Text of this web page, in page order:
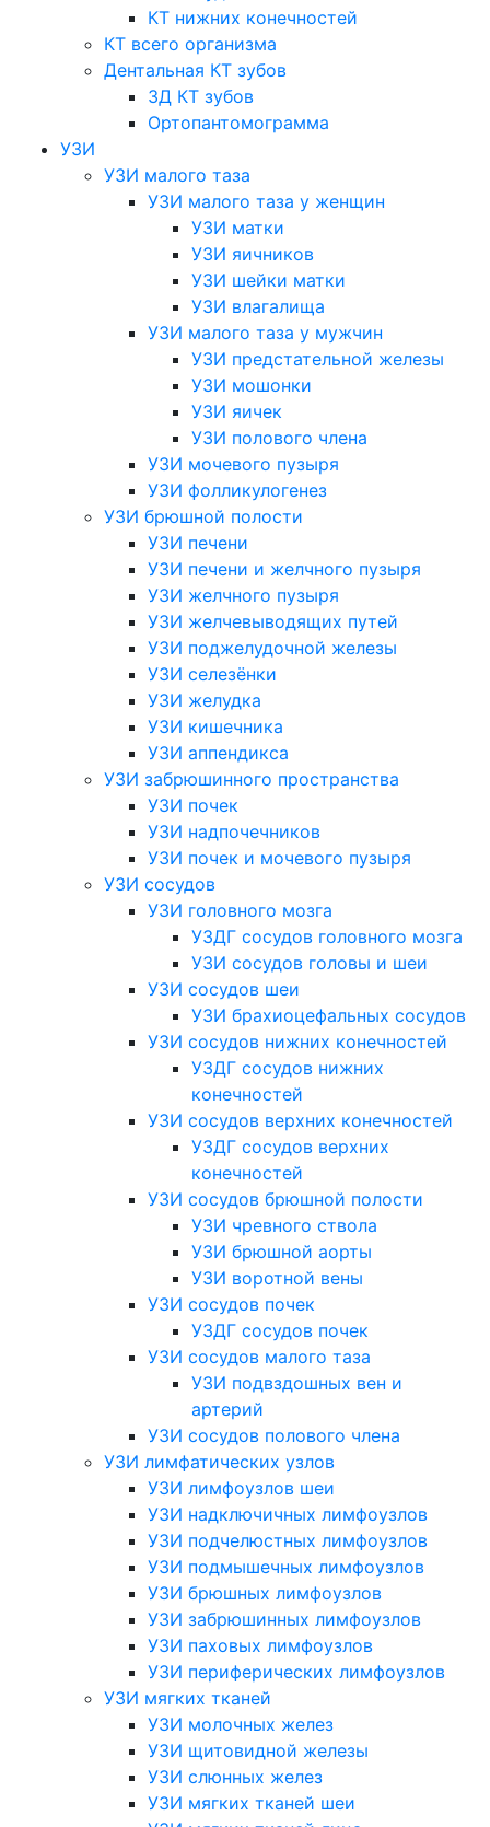
КТ нижних конечностей
КТ всего организма
Дентальная КТ зубов
3Д КТ зубов
Ортопантомограмма
УЗИ
УЗИ малого таза
УЗИ малого таза у женщин
УЗИ матки
УЗИ яичников
УЗИ шейки матки
УЗИ влагалища
УЗИ малого таза у мужчин
УЗИ предстательной железы
УЗИ мошонки
УЗИ яичек
УЗИ полового члена
УЗИ мочевого пузыря
УЗИ фолликулогенез
УЗИ брюшной полости
УЗИ печени
УЗИ печени и желчного пузыря
УЗИ желчного пузыря
УЗИ желчевыводящих путей
УЗИ поджелудочной железы
УЗИ селезёнки
УЗИ желудка
УЗИ кишечника
УЗИ аппендикса
УЗИ забрюшинного пространства
УЗИ почек
УЗИ надпочечников
УЗИ почек и мочевого пузыря
УЗИ сосудов
УЗИ головного мозга
УЗДГ сосудов головного мозга
УЗИ сосудов головы и шеи
УЗИ сосудов шеи
УЗИ брахиоцефальных сосудов
УЗИ сосудов нижних конечностей
УЗДГ сосудов нижних
конечностей
УЗИ сосудов верхних конечностей
УЗДГ сосудов верхних
конечностей
УЗИ сосудов брюшной полости
УЗИ чревного ствола
УЗИ брюшной аорты
УЗИ воротной вены
УЗИ сосудов почек
УЗДГ сосудов почек
УЗИ сосудов малого таза
УЗИ подвздошных вен и
артерий
УЗИ сосудов полового члена
УЗИ лимфатических узлов
УЗИ лимфоузлов шеи
УЗИ надключичных лимфоузлов
УЗИ подчелюстных лимфоузлов
УЗИ подмышечных лимфоузлов
УЗИ брюшных лимфоузлов
УЗИ забрюшинных лимфоузлов
УЗИ паховых лимфоузлов
УЗИ периферических лимфоузлов
УЗИ мягких тканей
УЗИ молочных желез
УЗИ щитовидной железы
УЗИ слюнных желез
УЗИ мягких тканей шеи